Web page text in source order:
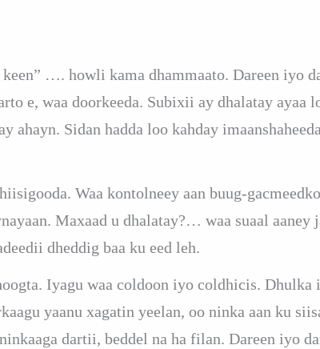
…. howli kama dhammaato. Dareen iyo
e, waa doorkeeda. Subixii ay dhalatay ayaa
Sidan hadda loo kahday
Waa kontolneey aan buug-
Maxaad u dhalatay?… waa suaal aaney
dheddig baa ku eed leh.
Iyagu waa coldoon iyo coldhicis. Dhulka
yaanu xagatin yeelan, oo ninka aan ku
dartii, beddel na ha filan. Dareen iyo